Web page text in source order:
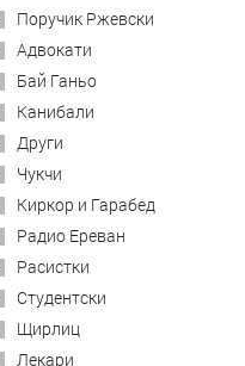
Поручик Ржевски
Адвокати
Бай Ганьо
Канибали
Други
Чукчи
Киркор и Гарабед
Радио Ереван
Расистки
Студентски
Щирлиц
Лекари